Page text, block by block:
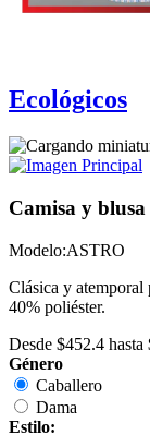
Ecológicos
Camisa y
Modelo:ASTRO
Clásica y
40% poliéster.
Desde $452.4 hasta
Género
Caballero
Dama
Estilo: